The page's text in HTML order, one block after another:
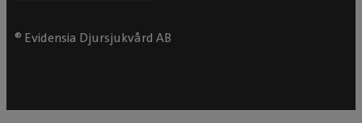
® Evidensia Djursjukvård AB